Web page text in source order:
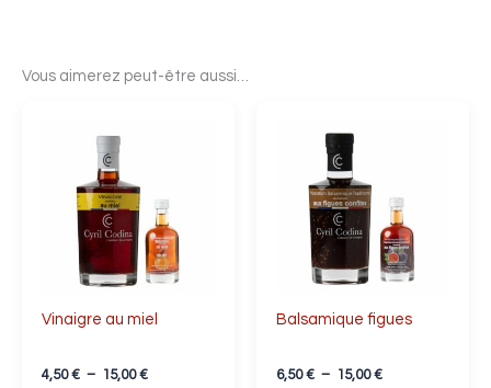
Vous aimerez peut-être aussi…
Vinaigre au miel
4,50€ – 15,00€
15,00 €
plusieurs
variations.
options
être
sur
Balsamique figues
6,50€ – 15,00€
15,00 €
produit
plusieurs
variations.
options
être
sur